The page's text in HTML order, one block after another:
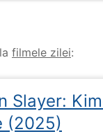
filmele zilei:
Slayer:
(2025)